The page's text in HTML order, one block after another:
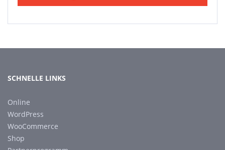
SCHNELLE LINKS
Online
WordPress
WooCommerce
Shop